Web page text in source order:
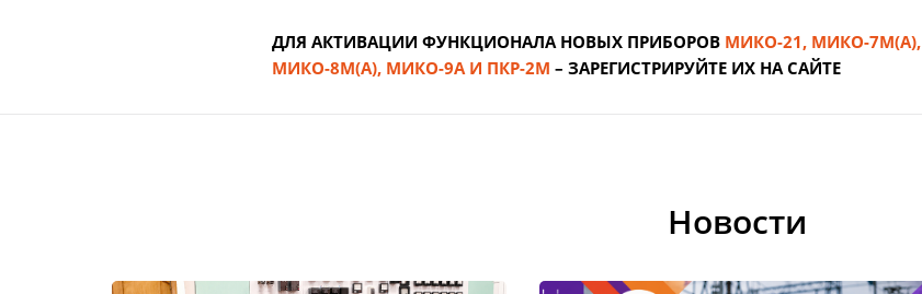
ДЛЯ АКТИВАЦИИ ФУНКЦИОНАЛА НОВЫХ ПРИБОРОВ МИКО-21, МИКО-7М(А),
МИКО-8М(А), МИКО-9А И ПКР-2М – ЗАРЕГИСТРИРУЙТЕ ИХ НА САЙТЕ
Новости